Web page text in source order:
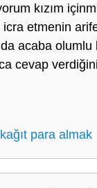
kızım
etmenin
da acaba
cevap
para almak